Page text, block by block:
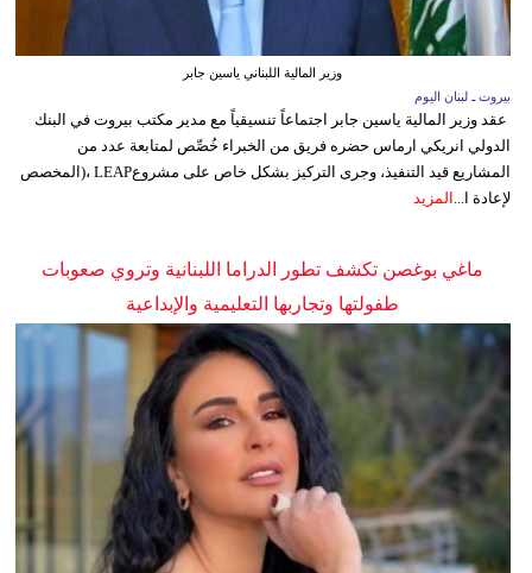
وزير المالية اللبناني ياسين جابر
بيروت ـ لبنان اليوم
عقد وزير المالية ياسين جابر اجتماعاً تنسيقياً مع مدير مكتب بيروت في البنك
الدولي انريكي ارماس حضره فريق من الخبراء خُصِّص لمتابعة عدد من
المشاريع قيد التنفيذ، وجرى التركيز بشكل خاص على مشروعLEAP ،(المخصص
لإعادة ا... المزيد
ماغي بوغصن تكشف تطور الدراما اللبنانية وتروي صعوبات
طفولتها وتجاربها التعليمية والإبداعية